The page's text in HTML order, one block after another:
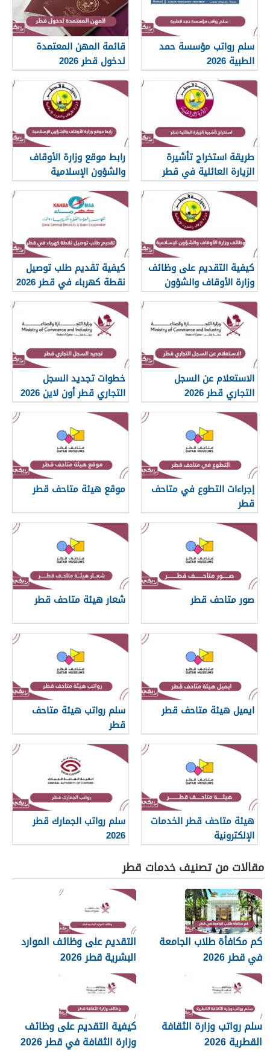
سلم رواتب مؤسسة حمد
الطبية 2026
قائمة المهن المعتمدة
لدخول قطر 2026
طريقة استخراج تأشيرة
الزيارة العائلية في قطر
2026
رابط موقع وزارة الأوقاف
والشؤون الإسلامية
islam.gov.qa
كيفية التقديم على وظائف
وزارة الأوقاف والشؤون
الإسلامية قطر 2026
كيفية تقديم طلب توصيل
نقطة كهرباء في قطر 2026
الاستعلام عن السجل
التجاري قطر 2026
خطوات تجديد السجل
التجاري قطر أون لاين 2026
إجراءات التطوع في متاحف
قطر
موقع هيئة متاحف قطر
صور متاحف قطر شعار هيئة متاحف قطر
ايميل هيئة متاحف قطر
سلم رواتب هيئة متاحف
قطر
هيئة متاحف قطر الخدمات
الإلكترونية
سلم رواتب الجمارك قطر
2026
مقالات من تصنيف خدمات قطر
كم مكافأة طلاب الجامعة
في قطر 2026
التقديم على وظائف الموارد
البشرية قطر 2026
سلم رواتب وزارة الثقافة
القطرية 2026
كيفية التقديم على وظائف
وزارة الثقافة في قطر 2026